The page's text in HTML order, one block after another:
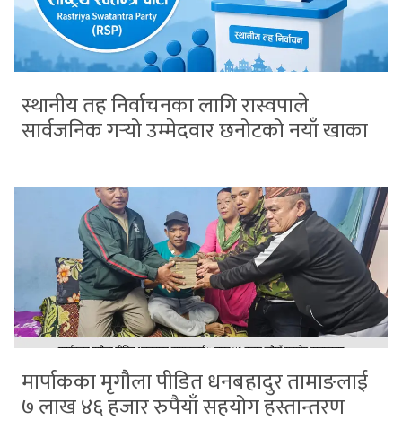
स्थानीय तह निर्वाचनका लागि रास्वपाले
सार्वजनिक गर्‍यो उम्मेदवार छनोटको नयाँ खाका
मार्पाकका मृगौला पीडित धनबहादुर तामाङलाई
७ लाख ४६ हजार रुपैयाँ सहयोग हस्तान्तरण